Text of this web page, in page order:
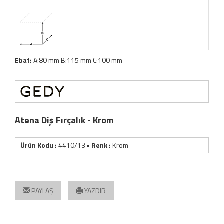
Ebat:A:80 mm B:115 mm C:100 mm
Atena Diş Fırçalık - Krom
Ürün Kodu :4410/13 • Renk :Krom
PAYLAŞ YAZDIR